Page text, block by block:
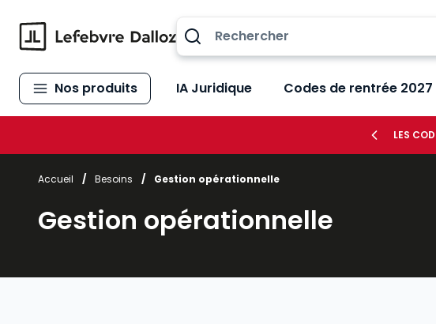
Nos produits IA Juridique Codes de rentrée 2027
LES
Accueil / Besoins / Gestion opérationnelle
Gestion opérationnelle